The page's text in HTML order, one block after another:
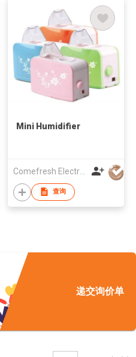
Mini Humidifier
Comefresh Electronic Industry Co., Ltd
查询
递交询价单